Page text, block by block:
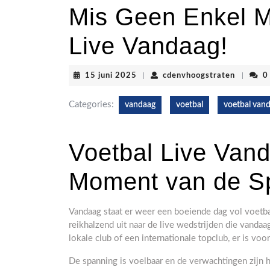
Mis Geen Enkel
Live Vandaag!
15 juni 2025 15
2025
cdenvhoogstraten 0
Categories: vandaag voetbal voetbal
Voetbal Live
Moment van de
Vandaag staat er weer een boeiende dag vol
reikhalzend uit naar de live wedstrijden die
lokale club of een internationale topclub, er is
De spanning is voelbaar en de verwachtingen